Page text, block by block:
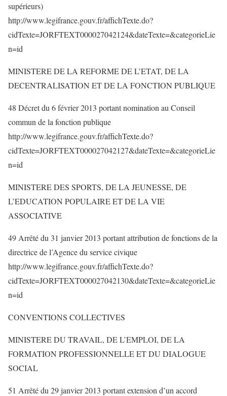
supérieurs)
http://www.legifrance.gouv.fr/affichTexte.do?
cidTexte=JORFTEXT000027042124&dateTexte=&categorieLie
n=id
MINISTERE DE LA REFORME DE L’ETAT, DE LA
DECENTRALISATION ET DE LA FONCTION PUBLIQUE
48 Décret du 6 février 2013 portant nomination au Conseil
commun de la fonction publique
http://www.legifrance.gouv.fr/affichTexte.do?
cidTexte=JORFTEXT000027042127&dateTexte=&categorieLie
n=id
MINISTERE DES SPORTS, DE LA JEUNESSE, DE
L’EDUCATION POPULAIRE ET DE LA VIE
ASSOCIATIVE
49 Arrêté du 31 janvier 2013 portant attribution de fonctions de la
directrice de l’Agence du service civique
http://www.legifrance.gouv.fr/affichTexte.do?
cidTexte=JORFTEXT000027042130&dateTexte=&categorieLie
n=id
CONVENTIONS COLLECTIVES
MINISTERE DU TRAVAIL, DE L’EMPLOI, DE LA
FORMATION PROFESSIONNELLE ET DU DIALOGUE
SOCIAL
51 Arrêté du 29 janvier 2013 portant extension d’un accord